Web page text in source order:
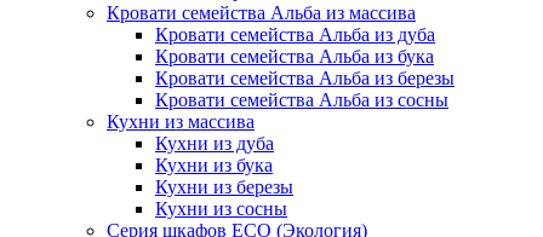
Кровати семейства Альба из массива
Кровати семейства Альба из дуба
Кровати семейства Альба из бука
Кровати семейства Альба из березы
Кровати семейства Альба из сосны
Кухни из массива
Кухни из дуба
Кухни из бука
Кухни из березы
Кухни из сосны
Серия шкафов ECO (Экология)